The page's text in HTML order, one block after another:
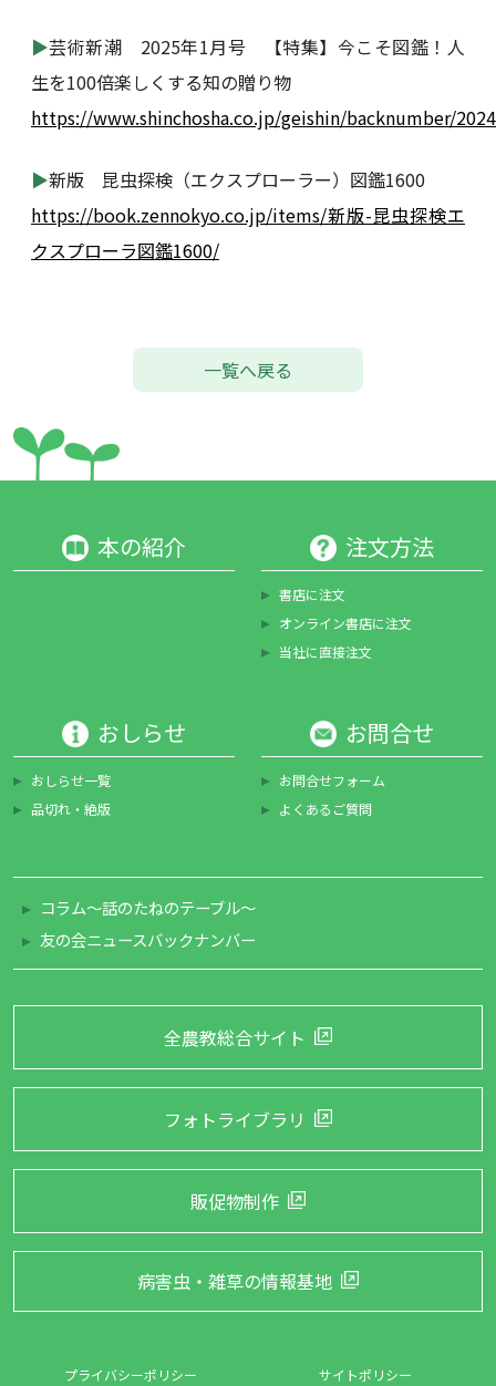
▶︎芸術新潮 2025年1月号 【特集】今こそ図鑑！人
生を100倍楽しくする知の贈り物
https://www.shinchosha.co.jp/geishin/backnumber/
▶︎新版 昆虫探検（エクスプローラー）図鑑1600
https://book.zennokyo.co.jp/items/新版-昆虫探検エ
クスプローラ図鑑1600/
一覧へ戻る
本の紹介 注文方法
書店に注文
オンライン書店に注文
当社に直接注文
おしらせ
おしらせ一覧
品切れ・絶版
お問合せ
お問合せフォーム
よくあるご質問
コラム～話のたねのテーブル～
友の会ニュースバックナンバー
全農教総合サイト
フォトライブラリ
販促物制作
病害虫・雑草の情報基地
プライバシーポリシー サイトポリシー